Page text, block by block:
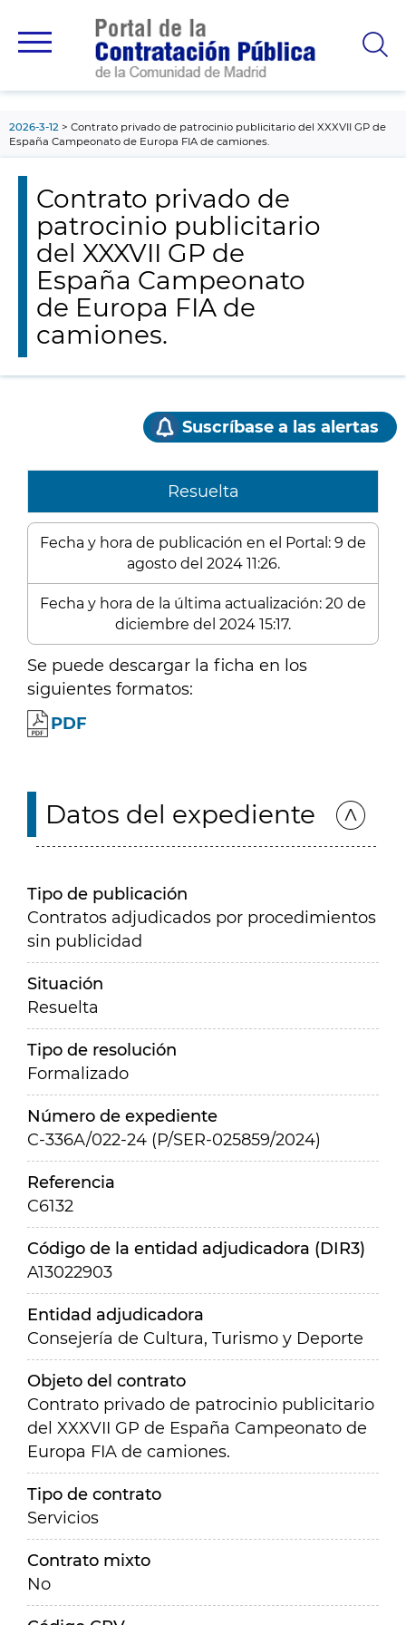
principal
2026-3-12
Contrato privado de patrocinio publicitario del XXXVII GP de
España Campeonato de Europa FIA de camiones.
Contrato privado de
patrocinio publicitario
del XXXVII GP de
España Campeonato
de Europa FIA de
camiones.
Suscríbase a las alertas
Resuelta
Fecha y hora de publicación en el Portal: 9 de
agosto del 2024 11:26.
Fecha y hora de la última actualización: 20 de
diciembre del 2024 15:17.
Se puede descargar la ficha en los
siguientes formatos:
PDF
Datos del expediente
Tipo de publicación
Contratos adjudicados por procedimientos
sin publicidad
Situación
Resuelta
Tipo de resolución
Formalizado
Número de expediente
C-336A/022-24 (P/SER-025859/2024)
Referencia
C6132
Código de la entidad adjudicadora (DIR3)
A13022903
Entidad adjudicadora
Consejería de Cultura, Turismo y Deporte
Objeto del contrato
Contrato privado de patrocinio publicitario
del XXXVII GP de España Campeonato de
Europa FIA de camiones.
Tipo de contrato
Servicios
Contrato mixto
No